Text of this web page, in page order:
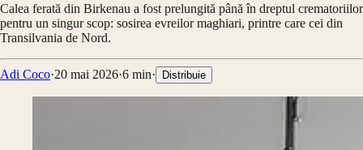
Calea ferată din Birkenau a fost prelungită până în dreptul crematoriilor
pentru un singur scop: sosirea evreilor maghiari, printre care cei din
Transilvania de Nord.
Adi Coco·20 mai 2026·6 min· Distribuie